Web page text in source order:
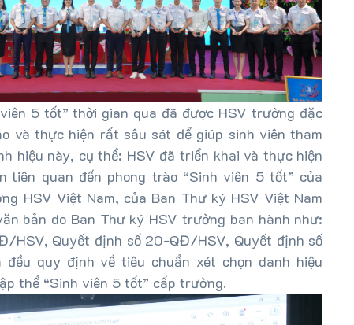
5 tốt” thời gian qua đã được HSV trường đặc
và thực hiện rất sâu sát để giúp sinh viên tham
hiệu này, cụ thể: HSV đã triển khai và thực hiện
liên quan đến phong trào “Sinh viên 5 tốt” của
HSV Việt Nam, của Ban Thư ký HSV Việt Nam
bản do Ban Thư ký HSV trường ban hành như:
HSV, Quyết định số 20-QĐ/HSV, Quyết định số
quy định về tiêu chuẩn xét chọn danh hiệu
thể “Sinh viên 5 tốt” cấp trường.